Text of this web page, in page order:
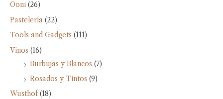
Ooni (26)
Pastelería (22)
Tools and Gadgets (111)
Vinos (16)
Burbujas y Blancos (7)
Rosados y Tintos (9)
Wusthof (18)